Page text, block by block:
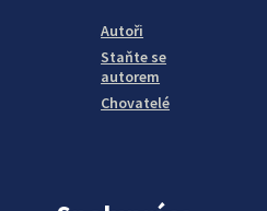
Autoři
Staňte se
autorem
Chovatelé